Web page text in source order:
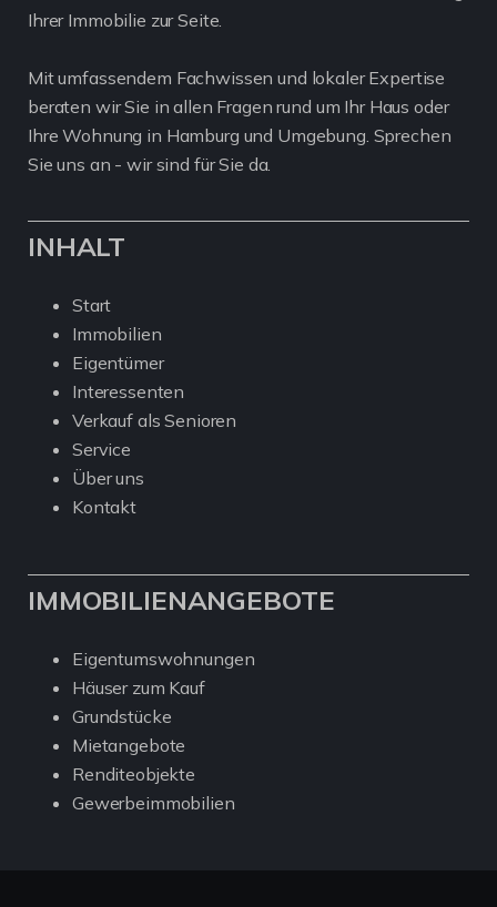
Ihrer Immobilie zur Seite.
Mit umfassendem Fachwissen und lokaler Expertise
beraten wir Sie in allen Fragen rund um Ihr Haus oder
Ihre Wohnung in Hamburg und Umgebung. Sprechen
Sie uns an - wir sind für Sie da.
INHALT
Start
Immobilien
Eigentümer
Interessenten
Verkauf als Senioren
Service
Über uns
Kontakt
IMMOBILIENANGEBOTE
Eigentumswohnungen
Häuser zum Kauf
Grundstücke
Mietangebote
Renditeobjekte
Gewerbeimmobilien